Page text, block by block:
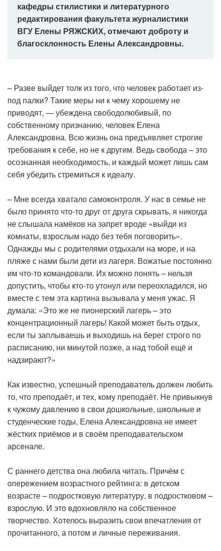
кафедры стилистики и литературного
редактирования факультета журналистики
ВГУ Елены РЯЖСКИХ, отмечают доброту и
благосклонность Елены Александровны.
– Разве выйдет толк из того, что человек работает из-
под палки? Такие меры ни к чему хорошему не
приводят, — убеждена свободолюбивый, по
собственному признанию, человек Елена
Александровна. Всю жизнь она предъявляет строгие
требования к себе, но не к другим. Ведь свобода – это
осознанная необходимость, и каждый может лишь сам
себя убедить стремиться к идеалу.
– Мне всегда хватало самоконтроля. У нас в семье не
было принято что-то друг от друга скрывать, я никогда
не слышала намёков на запрет вроде «выйди из
комнаты, взрослым надо без тебя поговорить».
Однажды мы с родителями отдыхали на море, и на
пляже с нами были дети из лагеря. Вожатые постоянно
им что-то командовали. Их можно понять – нельзя
допустить, чтобы кто-то утонул или переохладился, но
вместе с тем эта картина вызывала у меня ужас. Я
думала: «Это же не пионерский лагерь – это
концентрационный лагерь! Какой может быть отдых,
если ты заплываешь и выходишь на берег строго по
расписанию, ни минутой позже, а над тобой ещё и
надзирают?»
Как известно, успешный преподаватель должен любить
то, что преподаёт, и тех, кому преподаёт. Не привыкнув
к чужому давлению в свои дошкольные, школьные и
студенческие годы, Елена Александровна не имеет
жёстких приёмов и в своём преподавательском
арсенале.
С раннего детства она любила читать. Причём с
опережением возрастного рейтинга: в детском
возрасте – подростковую литературу, в подростковом –
взрослую. И это вдохновляло на собственное
творчество. Хотелось выразить свои впечатления от
прочитанного, а потом и личные переживания.